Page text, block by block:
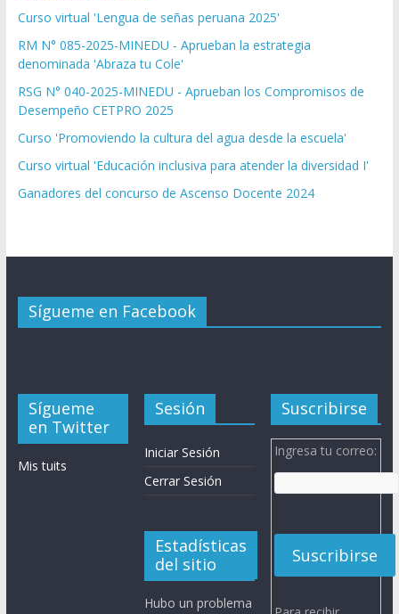
Curso virtual 'Lengua de señas peruana 2025'
RM N° 085-2025-MINEDU - Aprueban la estrategia
denominada 'Abraza tu Cole'
RSG N° 040-2025-MINEDU - Aprueban los Compromisos de
Desempeño CETPRO 2025
Curso 'Promoviendo la cultura del agua desde la escuela'
Curso virtual 'Educación inclusiva para atender la diversidad I'
Ganadores del concurso de Ascenso Docente 2024
Sígueme en Facebook
Sígueme
en Twitter
Mis tuits
Sesión
Iniciar Sesión
Cerrar Sesión
Estadísticas
del sitio
Hubo un problema
Suscribirse
Ingresa tu correo: